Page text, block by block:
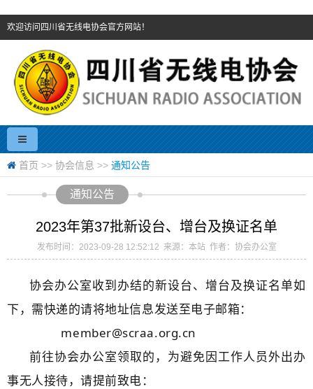
欢迎访问四川省无线电协会官方网站！
首页 >> 协会信息 >> 通知公告
通知公告
2023年第37批新设台、增台及换证名单
发布时间：2023-09-28 12:52:12 来源：本站 作者：协会办公室
协会办公室收到办结的新设台、增台及换证名单如
下，需快递的请将地址信息发送至电子邮箱：
member@scraa.org.cn
前往协会办公室领取的，为避免因工作人员外出办
事无人接待，请提前致电：